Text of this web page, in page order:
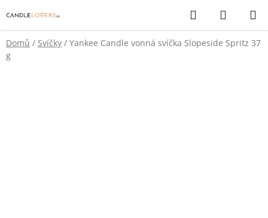
na
obsah
Hledat
KOŠÍK
Domů / Svíčky / Yankee Candle vonná svíčka Slopeside Spritz 37
g